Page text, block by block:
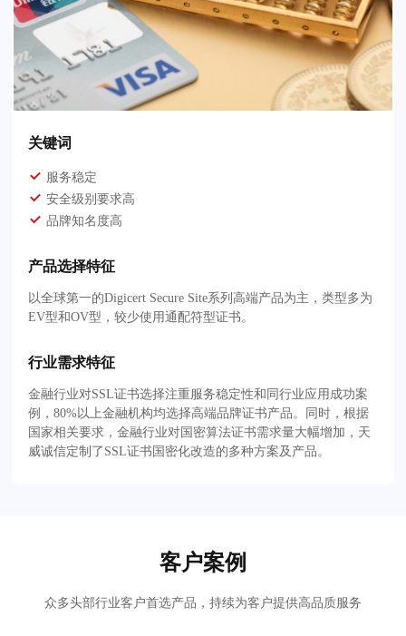
关键词
服务稳定
安全级别要求高
品牌知名度高
产品选择特征
以全球第一的Digicert Secure Site系列高端产品为主，类型多为
EV型和OV型，较少使用通配符型证书。
行业需求特征
金融行业对SSL证书选择注重服务稳定性和同行业应用成功案
例，80%以上金融机构均选择高端品牌证书产品。同时，根据
国家相关要求，金融行业对国密算法证书需求量大幅增加，天
威诚信定制了SSL证书国密化改造的多种方案及产品。
客户案例
众多头部行业客户首选产品，持续为客户提供高品质服务